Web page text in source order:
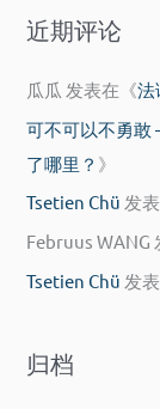
近期评论
瓜瓜 发表在《法
可不可以不勇敢
了哪里？ 》
Tsetien Chü 发
Februus WANG
Tsetien Chü 发
归档